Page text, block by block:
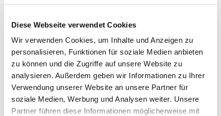
Diese Webseite verwendet Cookies
Wir verwenden Cookies, um Inhalte und Anzeigen zu
personalisieren, Funktionen für soziale Medien anbieten
zu können und die Zugriffe auf unsere Website zu
analysieren. Außerdem geben wir Informationen zu Ihrer
Verwendung unserer Website an unsere Partner für
soziale Medien, Werbung und Analysen weiter. Unsere
Partner führen diese Informationen möglicherweise mit
903919 3,9 x 19 mm PH 2
4251314727985
903920 3,9 x 30 mm PH 2 1000